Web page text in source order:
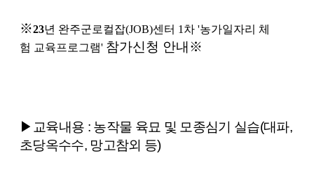
※23년 완주군로컬잡(JOB)센터 1 차 '농가일자리 체
험 교육프로그램' 참가신청 안내 ※
▶ 교육내용 : 농작물 육묘 및 모종심기 실습(대파,
초당옥수수, 망고참외 등)